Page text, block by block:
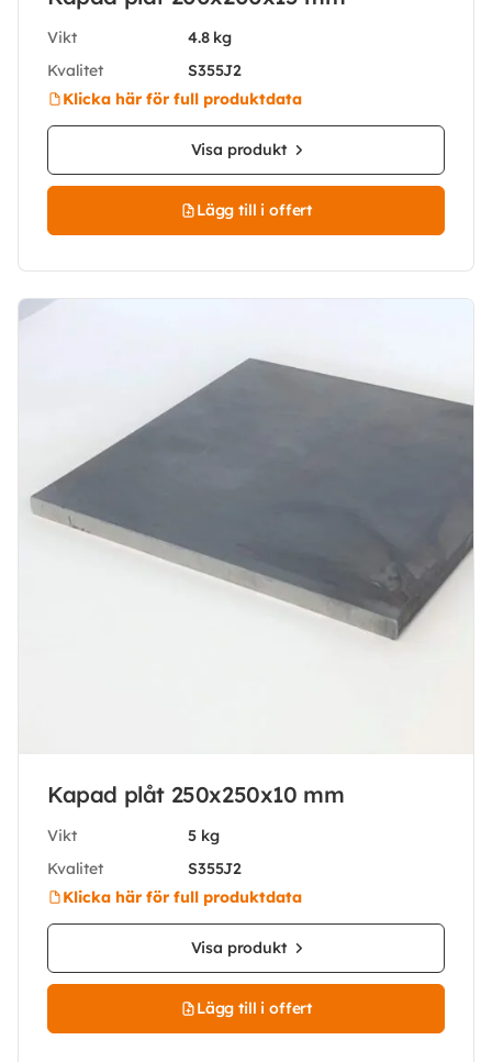
Vikt
4.8 kg
Kvalitet
S355J2
Klicka här för full produktdata
Visa produkt
Lägg till i offert
Kapad plåt 250x250x10 mm
Vikt
5 kg
Kvalitet
S355J2
Klicka här för full produktdata
Visa produkt
Lägg till i offert